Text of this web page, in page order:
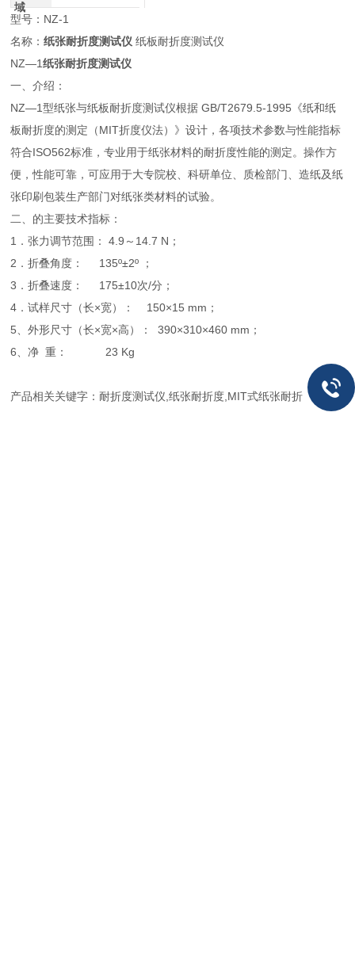
域
型号：NZ-1
名称：纸张耐折度测试仪 纸板耐折度测试仪
NZ—1纸张耐折度测试仪
一、介绍：
NZ—1型纸张与纸板耐折度测试仪根据 GB/T2679.5-1995《纸和纸
板耐折度的测定（MIT折度仪法）》设计，各项技术参数与性能指标
符合ISO562标准，专业用于纸张材料的耐折度性能的测定。操作方
便，性能可靠，可应用于大专院校、科研单位、质检部门、造纸及纸
张印刷包装生产部门对纸张类材料的试验。
二、的主要技术指标：
1．张力调节范围： 4.9～14.7 N；
2．折叠角度： 135º±2º ；
3．折叠速度： 175±10次/分；
4．试样尺寸（长×宽）： 150×15 mm；
5、外形尺寸（长×宽×高）： 390×310×460 mm；
6、净 重： 23 Kg
产品相关关键字：耐折度测试仪,纸张耐折度,MIT式纸张耐折